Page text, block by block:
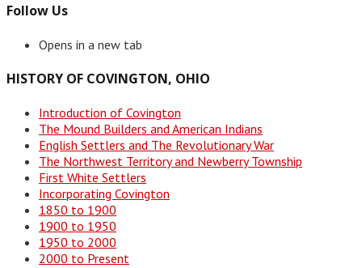
Follow Us
Opens in a new tab
HISTORY OF COVINGTON, OHIO
Introduction of Covington
The Mound Builders and American Indians
English Settlers and The Revolutionary War
The Northwest Territory and Newberry Township
First White Settlers
Incorporating Covington
1850 to 1900
1900 to 1950
1950 to 2000
2000 to Present